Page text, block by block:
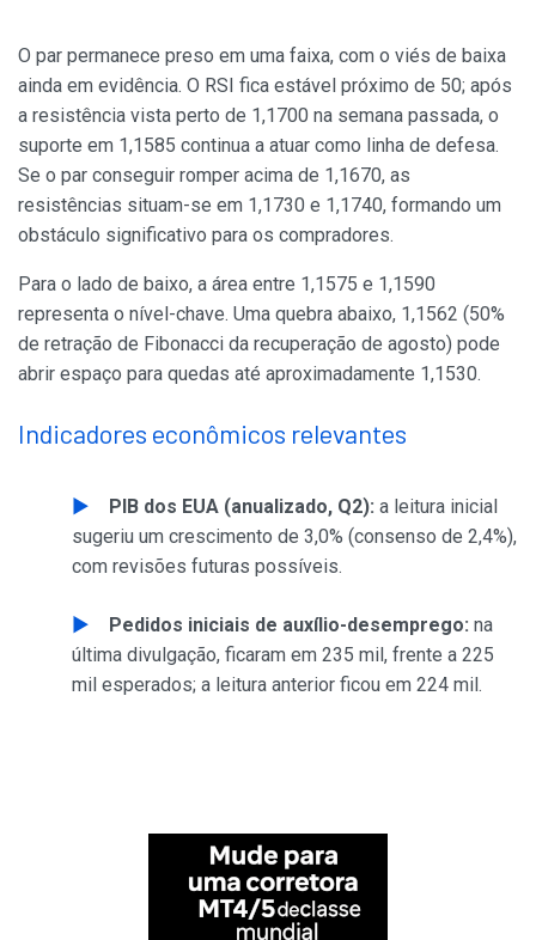
O par permanece preso em uma faixa, com o viés de baixa
ainda em evidência. O RSI fica estável próximo de 50; após
a resistência vista perto de 1,1700 na semana passada, o
suporte em 1,1585 continua a atuar como linha de defesa.
Se o par conseguir romper acima de 1,1670, as
resistências situam-se em 1,1730 e 1,1740, formando um
obstáculo significativo para os compradores.
Para o lado de baixo, a área entre 1,1575 e 1,1590
representa o nível-chave. Uma quebra abaixo, 1,1562 (50%
de retração de Fibonacci da recuperação de agosto) pode
abrir espaço para quedas até aproximadamente 1,1530.
Indicadores econômicos relevantes
PIB dos EUA (anualizado, Q2): a leitura inicial
sugeriu um crescimento de 3,0% (consenso de 2,4%),
com revisões futuras possíveis.
Pedidos iniciais de auxílio-desemprego: na
última divulgação, ficaram em 235 mil, frente a 225
mil esperados; a leitura anterior ficou em 224 mil.